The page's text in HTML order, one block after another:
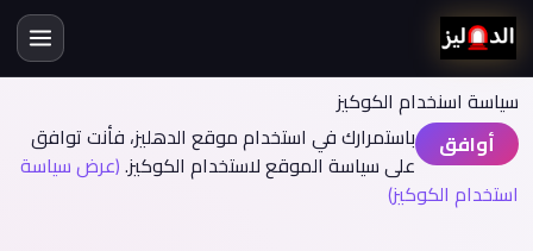
سياسة اسنخدام الكوكيز
أوافق
باستمرارك في استخدام موقع الدهليز، فأنت توافق
على سياسة الموقع لاستخدام الكوكيز.(عرض سياسة
استخدام الكوكيز)